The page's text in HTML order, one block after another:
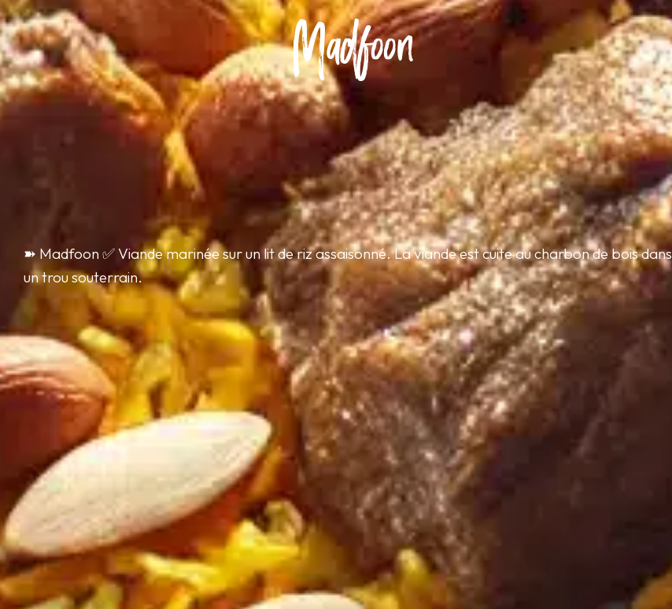
Madfoon
➽ Madfoon ✅ Viande marinée sur un lit de riz assaisonné. La viande est cuite au charbon de bois dans
un trou souterrain.